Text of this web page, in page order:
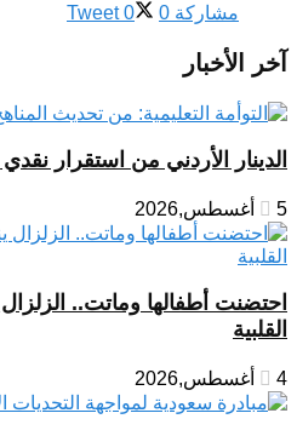
مشاركة 0
Tweet 0
آخر الأخبار
الدينار الأردني من استقرار
5 أغسطس,2026
احتضنت أطفالها وماتت..
القلبية
4 أغسطس,2026